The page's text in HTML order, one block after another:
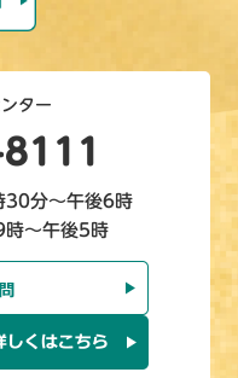
ター
30分～午後6時
時～午後5時